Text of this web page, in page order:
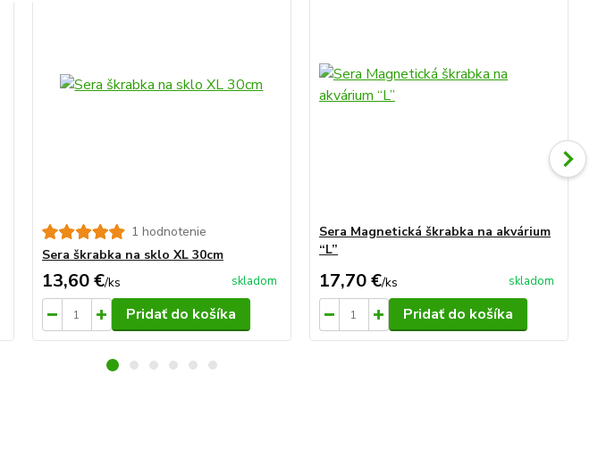
1 hodnotenie
Sera škrabka na sklo XL 30cm
13,60 €/ks skladom
Pridať do košíka
Sera Magnetická škrabka na akvárium
“L”
17,70 €/ks skladom
Pridať do košíka